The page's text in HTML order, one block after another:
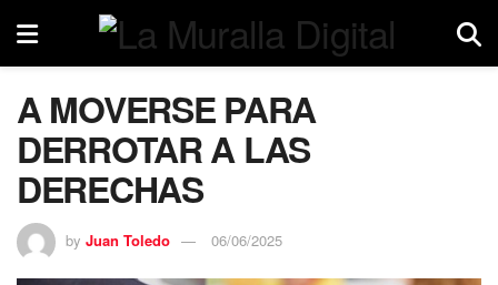
A MOVERSE PARA
DERROTAR A LAS
DERECHAS
by Juan Toledo 06/06/2025